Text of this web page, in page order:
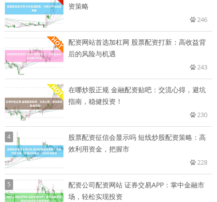
资策略
246
配资网站首选加杠网 股票配资打新：高收益背
后的风险与机遇
243
在哪炒股正规 金融配资贴吧：交流心得，避坑
指南，稳健投资！
230
4
股票配资征信会显示吗 短线炒股配资策略：高
效利用资金，把握市
228
5
配资公司配资网站 证券交易APP：掌中金融市
场，轻松实现投资